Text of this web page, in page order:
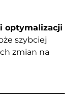
optymalizacji
szybciej
zmian na